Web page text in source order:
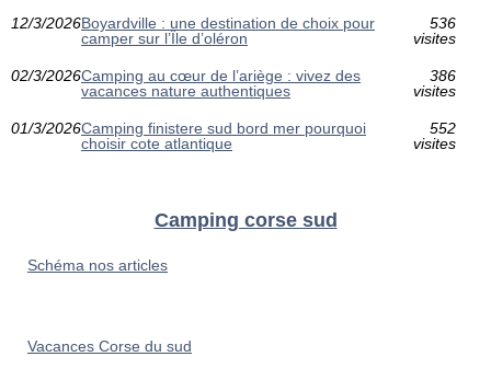
12/3/2026Boyardville : une destination de choix pour
camper sur l’Île d’oléron
536
visites
02/3/2026Camping au cœur de l’ariège : vivez des
vacances nature authentiques
386
visites
01/3/2026Camping finistere sud bord mer pourquoi
choisir cote atlantique
552
visites
Camping corse sud
Schéma nos articles
Vacances Corse du sud